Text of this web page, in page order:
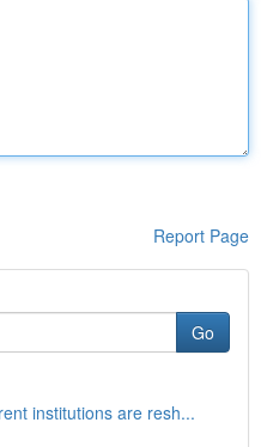
Report Page
Go
institutions are resh...